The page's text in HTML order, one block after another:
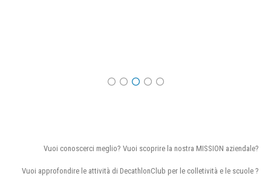
Vuoi conoscerci meglio? Vuoi scoprire la nostra MISSION aziendale?
Vuoi approfondire le attività di DecathlonClub per le colletività e le scuole ?